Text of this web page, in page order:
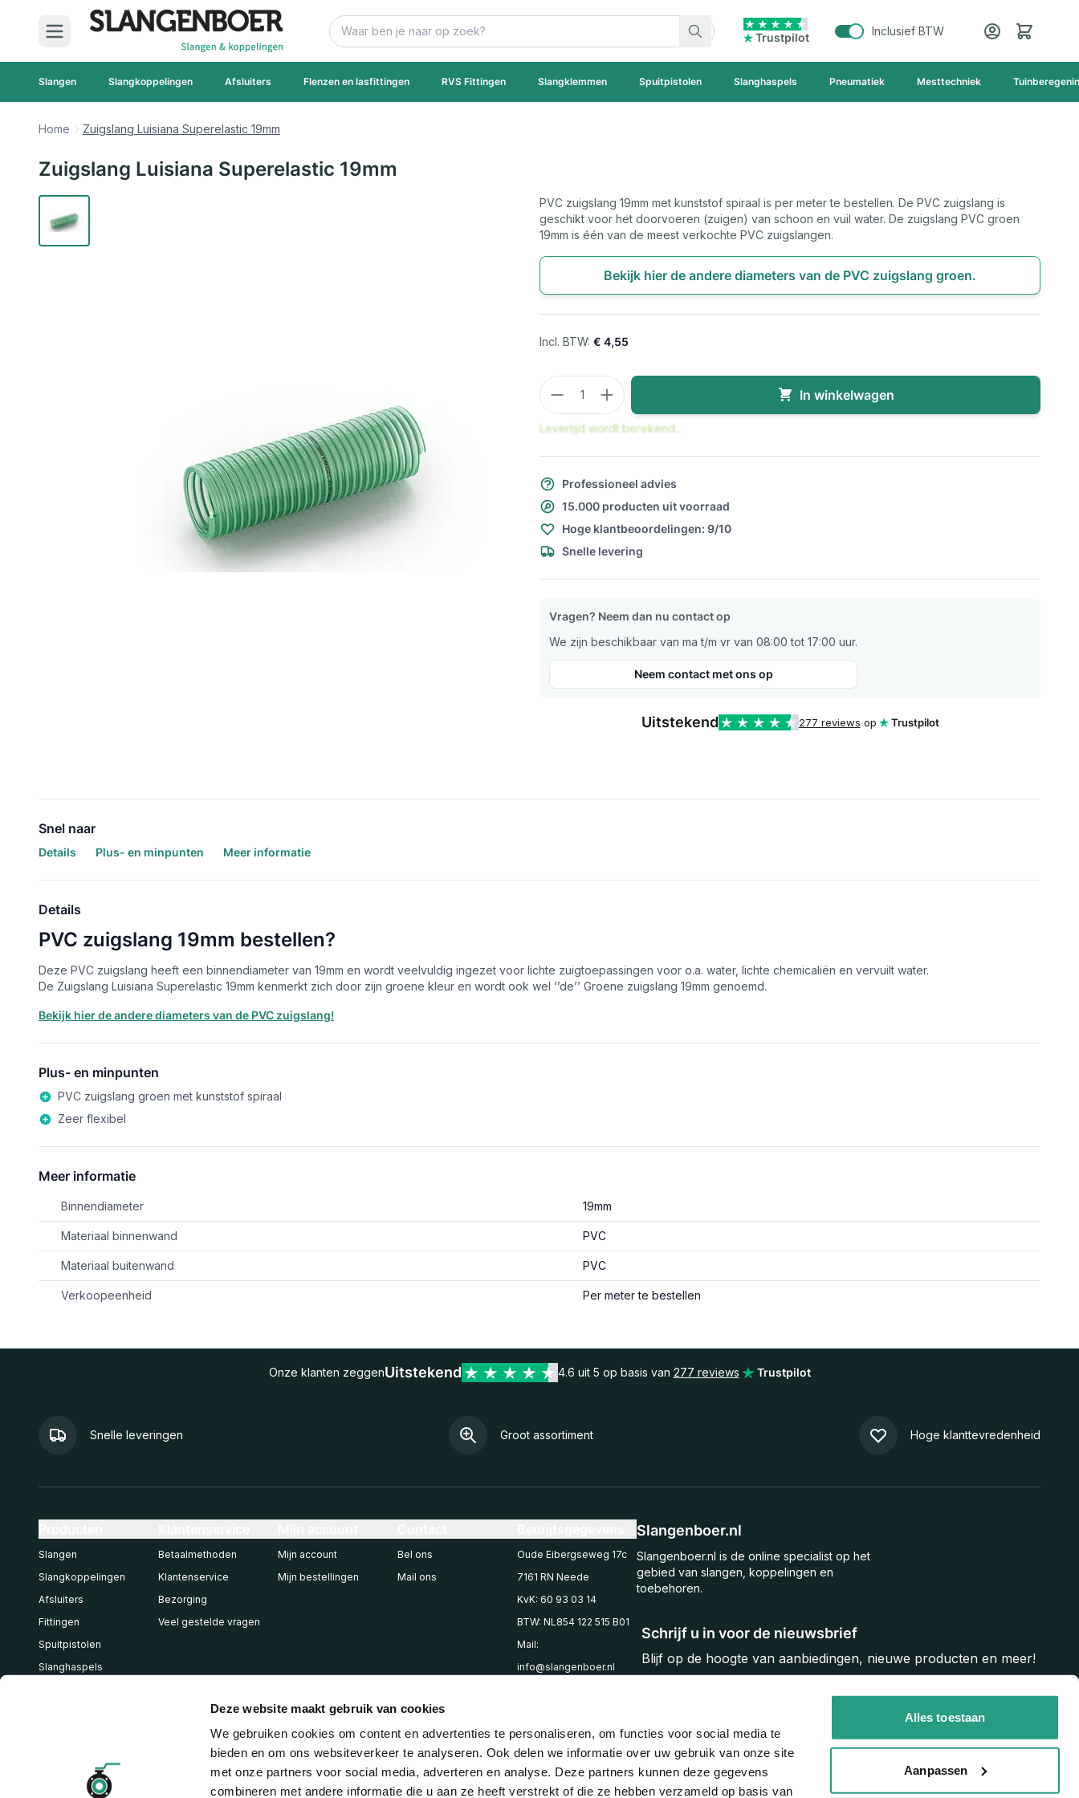
Deze website maakt gebruik van cookies
We gebruiken cookies om content en advertenties te personaliseren, om functies voor social media te
bieden en om ons websiteverkeer te analyseren. Ook delen we informatie over uw gebruik van onze site
met onze partners voor social media, adverteren en analyse. Deze partners kunnen deze gegevens
combineren met andere informatie die u aan ze heeft verstrekt of die ze hebben verzameld op basis van
Alles toestaan
Aanpassen
Ga naar de inhoud
Zoek
Trustpilot
Inclusief BTW Cart
Slangen Slangkoppelingen Afsluiters Flenzen en lasfittingen RVS Fittingen Slangklemmen Spuitpistolen Slanghaspels Pneumatiek Mesttechniek
Home Zuigslang Luisiana Superelastic 19mm
Zuigslang Luisiana Superelastic 19mm
PVC zuigslang 19mm met kunststof spiraal is per meter te bestellen. De PVC zuigslang is
geschikt voor het doorvoeren (zuigen) van schoon en vuil water. De zuigslang PVC groen
19mm is één van de meest verkochte PVC zuigslangen.
Bekijk hier de andere diameters van de PVC zuigslang groen.
€ 4,55
Aantal
In winkelwagen
Levertijd wordt berekend...
Professioneel advies
15.000 producten uit voorraad
Hoge klantbeoordelingen: 9/10
Snelle levering
Vragen? Neem dan nu contact op
We zijn beschikbaar van ma t/m vr van 08:00 tot 17:00 uur.
Neem contact met ons op
Uitstekend 277 reviews op Trustpilot
Snel naar
Details Plus- en minpunten Meer informatie
Details
PVC zuigslang 19mm bestellen?
Deze PVC zuigslang heeft een binnendiameter van 19mm en wordt veelvuldig ingezet voor lichte zuigtoepassingen voor o.a. water, lichte chemicaliën en vervuilt water.
De Zuigslang Luisiana Superelastic 19mm kenmerkt zich door zijn groene kleur en wordt ook wel ‘’de’’ Groene zuigslang 19mm genoemd.
Bekijk hier de andere diameters van de PVC zuigslang!
Plus- en minpunten
PVC zuigslang groen met kunststof spiraal
Zeer flexibel
Meer informatie
Binnendiameter 19mm
Materiaal binnenwand PVC
Materiaal buitenwand PVC
Verkoopeenheid Per meter te bestellen
Onze klanten zeggenUitstekend 4.6 uit 5 op basis van 277 reviews Trustpilot
Snelle leveringen Groot assortiment Hoge klanttevredenheid
Schrijf u in voor de nieuwsbrief
Blijf op de hoogte van aanbiedingen, nieuwe producten en meer!
Slangenboer.nl
Slangenboer.nl is de online specialist op het
gebied van slangen, koppelingen en
toebehoren.
Slangen
Slangkoppelingen
Afsluiters
Fittingen
Spuitpistolen
Slanghaspels
Betaalmethoden
Klantenservice
Bezorging
Veel gestelde vragen
Mijn account
Mijn bestellingen
Bel ons
Mail ons
Oude Eibergseweg 17c
7161 RN Neede
KvK: 60 93 03 14
BTW: NL854 122 515 B01
Mail:
info@slangenboer.nl